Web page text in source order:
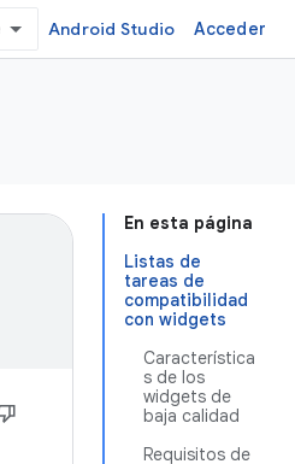
Android Studio Acceder
En esta página
Listas de
tareas de
compatibilidad
con widgets
Característica
s de los
widgets de
baja calidad
Requisitos de